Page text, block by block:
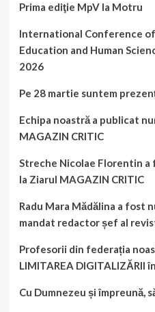
Prima ediţie MpV la Motru
International Conference of
Education and Human
2026
Pe 28 martie suntem
Echipa noastră a publicat
MAGAZIN CRITIC
Streche Nicolae Florentin
la Ziarul MAGAZIN CRITIC
Radu Mara Mădălina a fost
mandat redactor șef al
Profesorii din federația
LIMITAREA DIGITALIZĂRII
Cu Dumnezeu și împreună,